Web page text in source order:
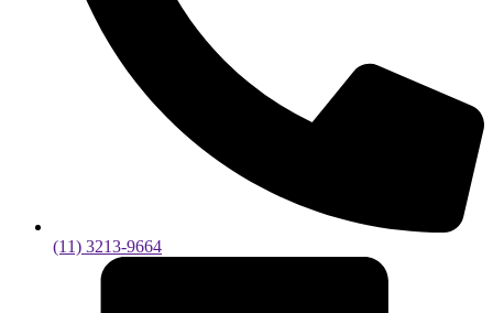
(11) 3213-9664